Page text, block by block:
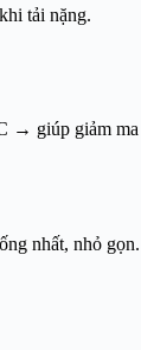
tải nặng.
→ giúp giảm ma
nhất, nhỏ gọn.